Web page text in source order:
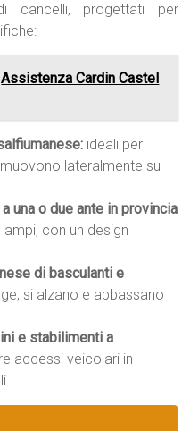
cancelli, progettati per
Assistenza Cardin Castel
ideali per
lateralmente su
una o due ante in provincia
con un design
di basculanti e
si alzano e abbassano
e stabilimenti a
accessi veicolari in